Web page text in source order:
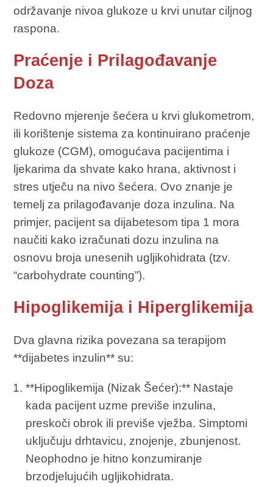
održavanje nivoa glukoze u krvi unutar ciljnog
raspona.
Praćenje i Prilagođavanje
Doza
Redovno mjerenje šećera u krvi glukometrom,
ili korištenje sistema za kontinuirano praćenje
glukoze (CGM), omogućava pacijentima i
ljekarima da shvate kako hrana, aktivnost i
stres utječu na nivo šećera. Ovo znanje je
temelj za prilagođavanje doza inzulina. Na
primjer, pacijent sa dijabetesom tipa 1 mora
naučiti kako izračunati dozu inzulina na
osnovu broja unesenih ugljikohidrata (tzv.
“carbohydrate counting”).
Hipoglikemija i Hiperglikemija
Dva glavna rizika povezana sa terapijom
**dijabetes inzulin** su:
**Hipoglikemija (Nizak Šećer):** Nastaje
kada pacijent uzme previše inzulina,
preskoči obrok ili previše vježba. Simptomi
uključuju drhtavicu, znojenje, zbunjenost.
Neophodno je hitno konzumiranje
brzodjelujućih ugljikohidrata.